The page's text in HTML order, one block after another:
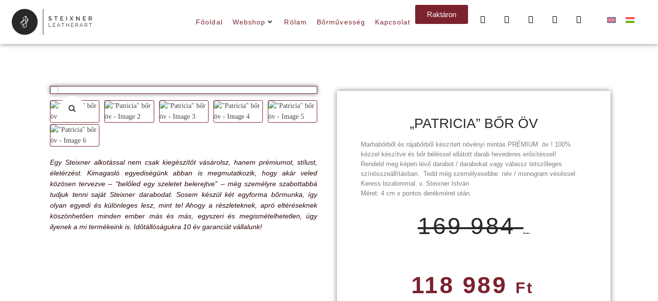
Főoldal Webshop Rólam Bőrművesség Kapcsolat
Raktáron
Egy Steixner alkotással nem csak kiegészítőt vásárolsz, hanem prémiumot, stílust,
életérzést. Kimagasló egyediségünk abban is megmutatkozik, hogy akár veled
közösen tervezve – “belőled egy szeletet belerejtve” – még személyre szabottabbá
tudjuk tenni saját Steixner darabodat. Sosem készül két egyforma bőrmunka, így
olyan egyedi és különleges lesz, mint te! Ahogy a részleteknek, apró eltéréseknek
köszönhetően minden ember más és más, egyszeri és megismételhetetlen, úgy
ilyenek a mi termékeink is. Időtállóságukra 10 év garanciát vállalunk!
„PATRICIA” BŐR ÖV
Marhabőrből és rájabőrből készített növényi mintás PRÉMIUM öv ! 100%
kézzel készítve és bőr béléssel ellátott darab hevederes erősítéssel!
Rendeld meg képen lévő darabot / darabokat vagy válassz tetszőleges
színösszeállításban. Tedd még személyesebbe név / monogram véséssel.
Keress bizalommal: v. Steixner István
Méret: 4 cm x pontos derékméret után.
169 984Ft
118 989 Ft